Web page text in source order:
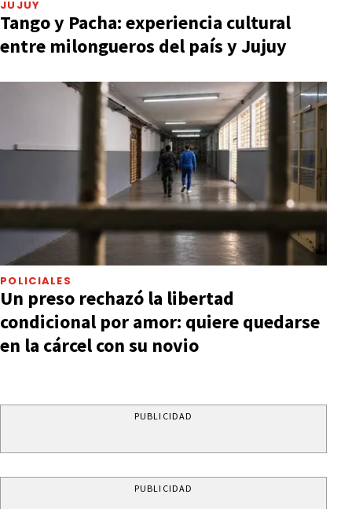
JUJUY
Tango y Pacha: experiencia cultural
entre milongueros del país y Jujuy
POLICIALES
Un preso rechazó la libertad
condicional por amor: quiere quedarse
en la cárcel con su novio
PUBLICIDAD
PUBLICIDAD